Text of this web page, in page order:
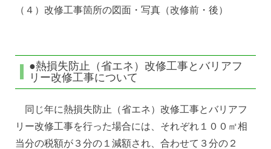
（４）改修工事箇所の図面・写真（改修前・後）
●熱損失防止（省エネ）改修工事とバリアフ
リー改修工事について
同じ年に熱損失防止（省エネ）改修工事とバリアフ
リー改修工事を行った場合には、それぞれ１００㎡相
当分の税額が３分の１減額され、合わせて３分の２